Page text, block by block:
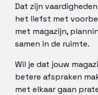
Dat zijn
het liefst met
met magazijn,
samen in de ruimte.
Wil je dat jouw
betere afspraken
met elkaar gaan